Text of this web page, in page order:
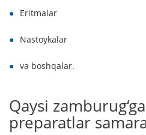
Eritmalar
Nastoykalar
va boshqalar.
Qaysi
preparatlar